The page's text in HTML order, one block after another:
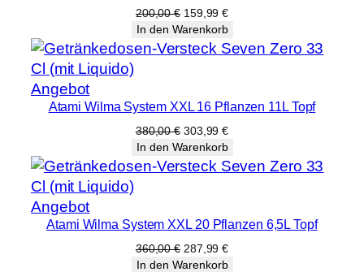
Angebot200,00€ Ursprünglicher
Preis
war:
200,00 €
159,99€Aktueller
Preis
ist:
159,99 €.
In den Warenkorb
AngebotProdukt
im
Angebot
Atami Wilma System XXL 16 Pflanzen 11L Topf
380,00€ Ursprünglicher
Preis
war:
380,00 €
303,99€Aktueller
Preis
ist:
303,99 €.
In den Warenkorb
AngebotProdukt
im
Angebot
Atami Wilma System XXL 20 Pflanzen 6,5L Topf
360,00€ Ursprünglicher
Preis
287,99€Aktueller
Preis
In den Warenkorb